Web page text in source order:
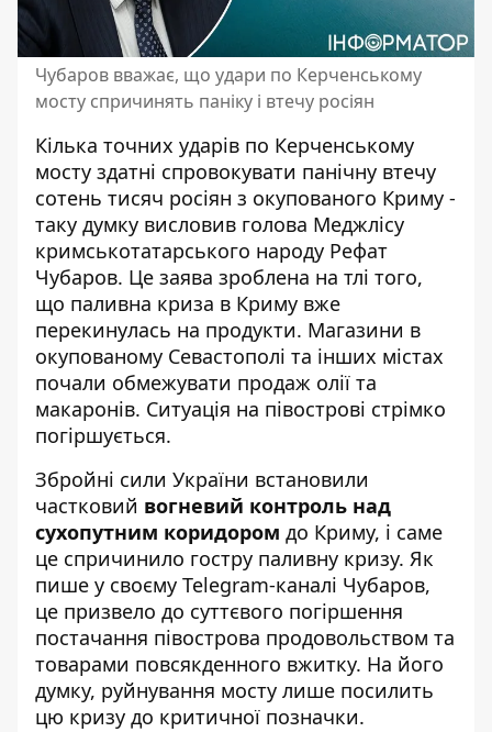
Чубаров вважає, що удари по Керченському
мосту спричинять паніку і втечу росіян
Кілька точних ударів по Керченському
мосту здатні спровокувати панічну втечу
сотень тисяч росіян з окупованого Криму -
таку думку висловив голова Меджлісу
кримськотатарського народу Рефат
Чубаров. Це заява зроблена на тлі того,
що паливна криза в Криму вже
перекинулась на продукти. Магазини в
окупованому Севастополі та інших містах
почали обмежувати продаж олії та
макаронів. Ситуація на півострові стрімко
погіршується.
Збройні сили України встановили
частковий вогневий контроль над
сухопутним коридором до Криму, і саме
це спричинило гостру паливну кризу. Як
пише у своєму Telegram-каналі Чубаров,
це призвело до суттєвого погіршення
постачання півострова продовольством та
товарами повсякденного вжитку. На його
думку, руйнування мосту лише посилить
цю кризу до критичної позначки.